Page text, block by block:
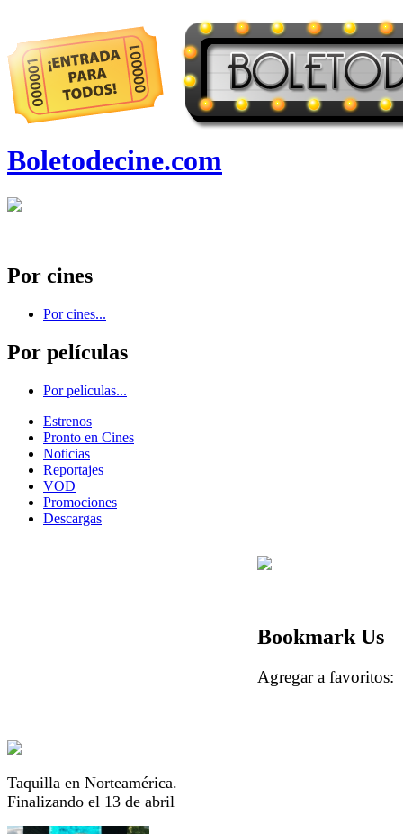
Boletodecine.com
Por cines
Por cines...
Por películas
Por películas...
Estrenos
Pronto en Cines
Noticias
Reportajes
VOD
Promociones
Descargas
Taquilla en Norteamérica.
Finalizando el 13 de abril
Bookmark Us
Agregar a